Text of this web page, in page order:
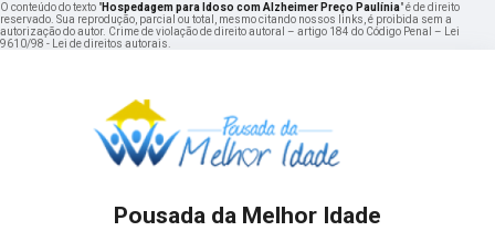
O conteúdo do texto "Hospedagem para Idoso com Alzheimer Preço Paulínia" é de direito
reservado. Sua reprodução, parcial ou total, mesmo citando nossos links, é proibida sem a
autorização do autor. Crime de violação de direito autoral – artigo 184 do Código Penal – Lei
9610/98 - Lei de direitos autorais.
Pousada da Melhor Idade